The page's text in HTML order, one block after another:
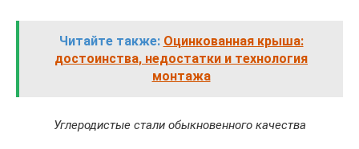
Читайте также: Оцинкованная крыша:
достоинства, недостатки и технология
монтажа
Углеродистые стали обыкновенного качества